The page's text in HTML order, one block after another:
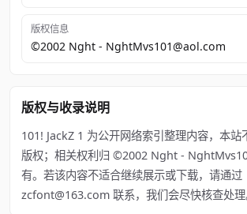
版权信息
©2002 Nght - NghtMvs101@aol.com
版权与收录说明
101! JackZ 1 为公开网络索引整理内容，本站
版权；相关权利归 ©2002 Nght -
有。若该内容不适合继续展示或下载，请通过
zcfont@163.com 联系，我们会尽快核查处理